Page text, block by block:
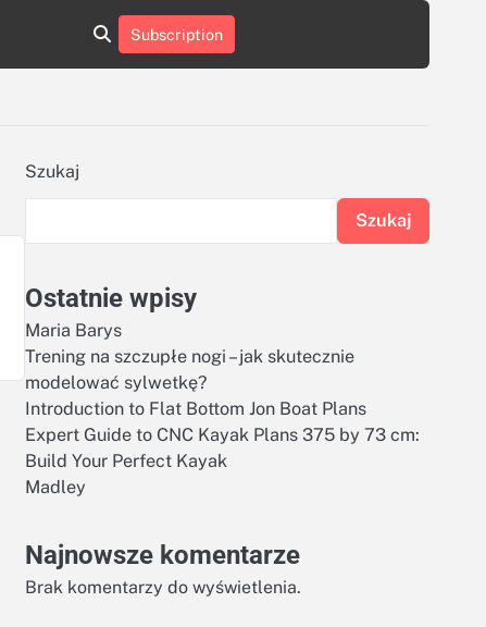
aluminumboatplans.com
aluminumboatplans.com
Kontakt
Kontakt
Subscription
Szukaj
Szukaj
Ostatnie wpisy
Maria Barys
Trening na szczupłe nogi – jak skutecznie
modelować sylwetkę?
Introduction to Flat Bottom Jon Boat Plans
Expert Guide to CNC Kayak Plans 375 by 73 cm:
Build Your Perfect Kayak
Madley
Najnowsze komentarze
Brak komentarzy do wyświetlenia.